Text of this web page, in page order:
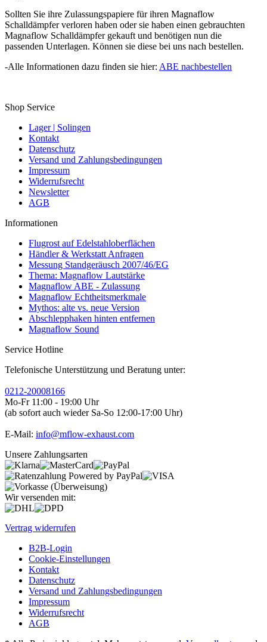
Sollten Sie ihre Zulassungspapiere für ihren Magnaflow
Schalldämpfer verloren haben oder sie haben einen gebrauchten
Magnaflow Schalldämpfer gekauft und benötigen nun die
passenden Unterlagen. Können sie diese bei uns nach bestellen.
-Alle Informationen dazu finden sie hier: ABE nachbestellen
Shop Service
Lager | Solingen
Kontakt
Datenschutz
Versand und Zahlungsbedingungen
Impressum
Widerrufsrecht
Newsletter
AGB
Informationen
Flugrost auf Edelstahloberflächen
Händler & Werkstatt Anfragen
Messung Standgeräusch 2007/46/EG
Thema: Magnaflow Lautstärke
Magnaflow ABE - Zulassung
Magnaflow Echtheitsmerkmale
Mythos: alte vs. neue Version
Abschlepphaken hinten entfernen
Magnaflow Sound
Service Hotline
Telefonische Unterstützung und Beratung unter:
0212-20008166
Mo-Fr 11:00 - 19:00 Uhr
(ab sofort auch wieder Sa-So 12:00-17:00 Uhr)
E-Mail: info@mflow-exhaust.com
Unsere Zahlungsarten
Wir versenden mit:
Vertrag widerrufen
B2B-Login
Cookie-Einstellungen
Kontakt
Datenschutz
Versand und Zahlungsbedingungen
Impressum
Widerrufsrecht
AGB